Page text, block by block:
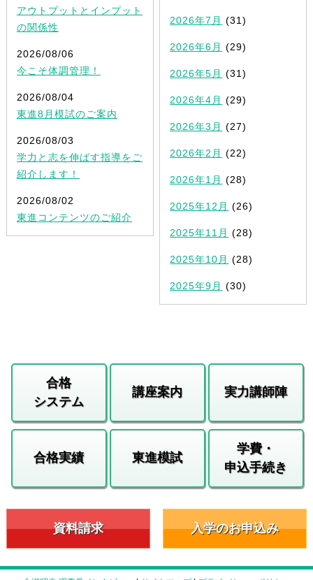
アウトプットとインプット
の関係性
2026/08/06
今こそ体調管理！
2026/08/04
東進8月模試のご案内
2026/08/03
学力と志を伸ばす指導をご
紹介します！
2026/08/02
東進コンテンツのご紹介
2026年7月 (31)
2026年6月 (29)
2026年5月 (31)
2026年4月 (29)
2026年3月 (27)
2026年2月 (22)
2026年1月 (28)
2025年12月 (26)
2025年11月 (28)
2025年10月 (28)
2025年9月 (30)
合格
システム
講座案内 実力講師陣
合格実績 東進模試
学費・
申込手続き
資料請求 入学のお申込み